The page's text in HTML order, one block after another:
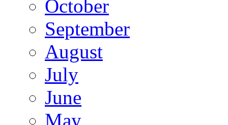
October
September
August
July
June
May